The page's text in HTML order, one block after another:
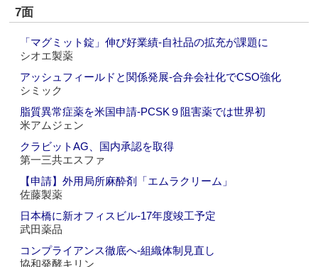
7面
「マグミット錠」伸び好業績‐自社品の拡充が課題に
シオエ製薬
アッシュフィールドと関係発展‐合弁会社化でCSO強化
シミック
脂質異常症薬を米国申請‐PCSK９阻害薬では世界初
米アムジェン
クラビットAG、国内承認を取得
第一三共エスファ
【申請】外用局所麻酔剤「エムラクリーム」
佐藤製薬
日本橋に新オフィスビル‐17年度竣工予定
武田薬品
コンプライアンス徹底へ‐組織体制見直し
協和発酵キリン